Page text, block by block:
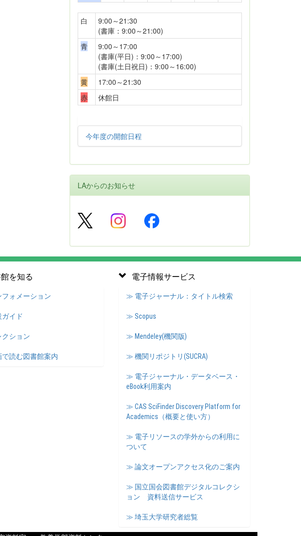
白
9:00～21:30
(書庫：9:00～21:00)
青
9:00～17:00
(書庫(平日)：9:00～17:00)
(書庫(土日祝日)：9:00～16:00)
黄
17:00～21:30
赤
休館日
今年度の開館日程
LAからのお知らせ
を知る
ォメーション
イド
ション
読む図書館案内
電子情報サービス
≫ 電子ジャーナル：タイトル検索
≫ Scopus
≫ Mendeley(機関版)
≫ 機関リポジトリ(SUCRA)
≫ 電子ジャーナル・データベース・
eBook利用案内
≫ CAS SciFinder Discovery Platform for
Academics（概要と使い方）
≫ 電子リソースの学外からの利用に
ついて
≫ 論文オープンアクセス化のご案内
≫ 国立国会図書館デジタルコレクシ
ョン 資料送信サービス
≫ 埼玉大学研究者総覧